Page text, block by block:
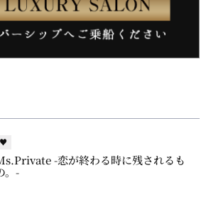
♥
-恋が終わる時に残されるも
。-